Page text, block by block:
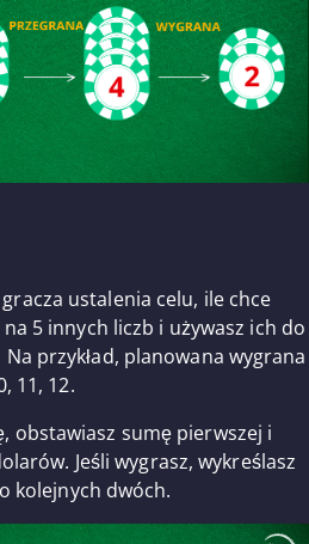
ustalenia celu, ile chce
5 innych liczb i używasz ich do
przykład, planowana wygrana
11, 12.
obstawiasz sumę pierwszej i
Jeśli wygrasz, wykreślasz
kolejnych dwóch.